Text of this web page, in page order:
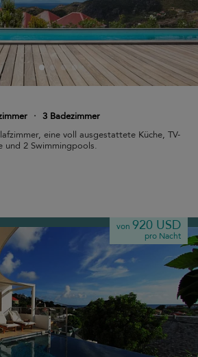
· 3 Badezimmer
eine voll ausgestattete Küche, TV-
und 2 Swimmingpools.
von 920 USD
pro Nacht